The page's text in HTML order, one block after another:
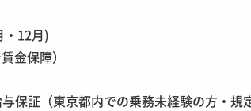
・12月)
金保障）
保証（東京都内での乗務未経験の方・規